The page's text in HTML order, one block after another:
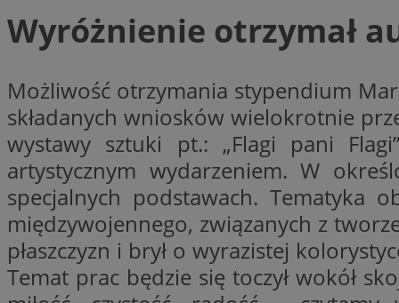
Wyróżnienie otrzymał
Możliwość otrzymania stypendium
składanych wniosków wielokrotnie
wystawy sztuki pt.: „Flagi pani
artystycznym wydarzeniem. W
specjalnych podstawach. Tematyka
międzywojennego, związanych z
płaszczyzn i brył o wyrazistej
Temat prac będzie się toczył wokół
CookieScriptConsent
Nazwa
_ga_L2744325BY
tt_viewer
DSID
Nazwa
__mguid_